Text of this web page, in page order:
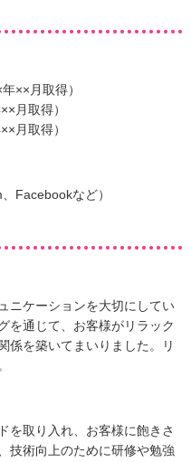
××月取得）
月取得）
月取得）
Facebookなど）
ニケーションを大切にしてい
を通じて、お客様がリラック
係を築いてまいりました。リ
を取り入れ、お客様に飽きさ
技術向上のために研修や勉強